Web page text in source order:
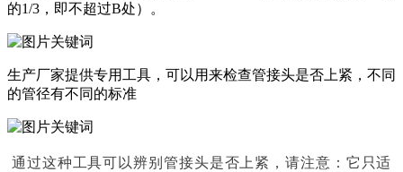
的1/3，即不超过B处）。
生产厂家提供专用工具，可以用来检查管接头是否上紧，不同
的管径有不同的标准
通过这种工具可以辨别管接头是否上紧，请注意：它只适